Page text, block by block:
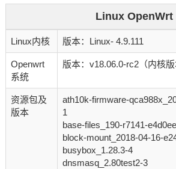
Linux OpenWrt
Linux内核 版本：Linux- 4.9.111
Openwrt
系统
版本：v18.06.0-rc2（内核版
资源包及
版本
ath10k-firmware-
1
base-files_190-r7141-
block-mount_2018-04-16-
busybox_1.28.3-4
dnsmasq_2.80test2-3